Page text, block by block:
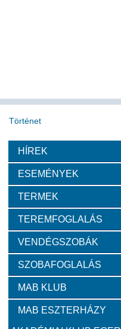
Történet
Köszöntő
Díjazottak
Tudós arcképek
Csókás János
Zambó János
HÍREK
ESEMÉNYEK
TERMEK
TEREMFOGLALÁS
VENDÉGSZOBÁK
SZOBAFOGLALÁS
MAB KLUB
MAB ESZTERHÁZY